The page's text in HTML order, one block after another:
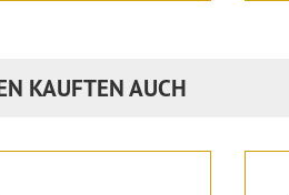
KAUFTEN AUCH